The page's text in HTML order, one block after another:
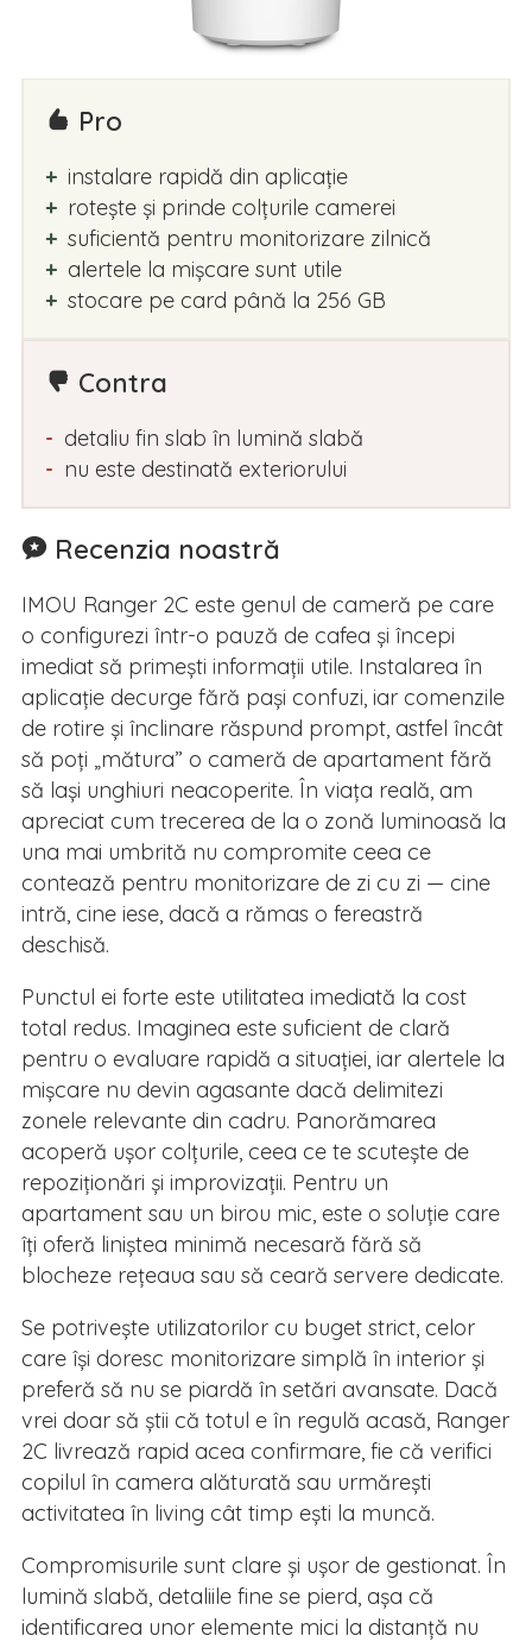
Pro
instalare rapidă din aplicație
rotește și prinde colțurile camerei
suficientă pentru monitorizare zilnică
alertele la mișcare sunt utile
stocare pe card până la 256 GB
Contra
detaliu fin slab în lumină slabă
nu este destinată exteriorului
Recenzia noastră
IMOU Ranger 2C este genul de cameră pe care
o configurezi într-o pauză de cafea și începi
imediat să primești informații utile. Instalarea în
aplicație decurge fără pași confuzi, iar comenzile
de rotire și înclinare răspund prompt, astfel încât
să poți „mătura” o cameră de apartament fără
să lași unghiuri neacoperite. În viața reală, am
apreciat cum trecerea de la o zonă luminoasă la
una mai umbrită nu compromite ceea ce
contează pentru monitorizare de zi cu zi — cine
intră, cine iese, dacă a rămas o fereastră
deschisă.
Punctul ei forte este utilitatea imediată la cost
total redus. Imaginea este suficient de clară
pentru o evaluare rapidă a situației, iar alertele la
mișcare nu devin agasante dacă delimitezi
zonele relevante din cadru. Panorămarea
acoperă ușor colțurile, ceea ce te scutește de
repoziționări și improvizații. Pentru un
apartament sau un birou mic, este o soluție care
îți oferă liniștea minimă necesară fără să
blocheze rețeaua sau să ceară servere dedicate.
Se potrivește utilizatorilor cu buget strict, celor
care își doresc monitorizare simplă în interior și
preferă să nu se piardă în setări avansate. Dacă
vrei doar să știi că totul e în regulă acasă, Ranger
2C livrează rapid acea confirmare, fie că verifici
copilul în camera alăturată sau urmărești
activitatea în living cât timp ești la muncă.
Compromisurile sunt clare și ușor de gestionat. În
lumină slabă, detaliile fine se pierd, așa că
identificarea unor elemente mici la distanță nu